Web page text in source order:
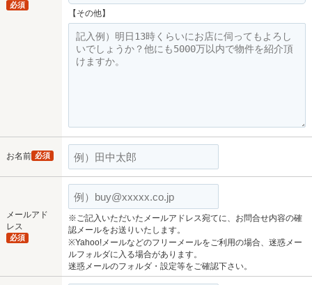
必須
【その他】
お名前 必須
メールアド
レス
必須
※ご記入いただいたメールアドレス宛てに、お問合せ内容の確
認メールをお送りいたします。
※Yahoo!メールなどのフリーメールをご利用の場合、迷惑メー
ルフォルダに入る場合があります。
迷惑メールのフォルダ・設定等をご確認下さい。